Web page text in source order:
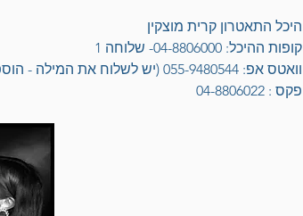
היכל התאטרון קרית מוצקין
קופות ההיכל: 04-8806000- שלוחה 1
וואטס אפ: 055-9480544 (יש לשלוח את המילה - הוספה)
פקס : 04-8806022